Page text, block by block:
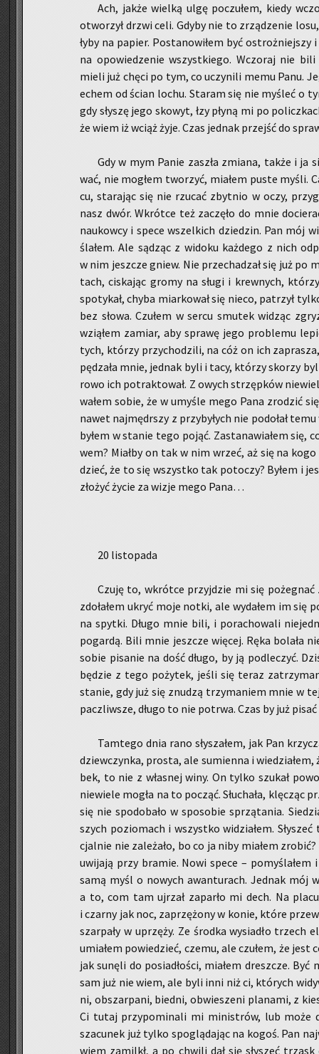
Ach, jakże wiel­ką ulgę po­czu­łem, kiedy
otwo­rzył drzwi celi. Gdyby nie to zrzą­dze­nie
ły­by na pa­pier. Po­sta­no­wi­łem być
na opo­wie­dze­nie wszyst­kie­go. Wczo­raj nie
mieli już chęci po tym, co uczy­ni­li memu Panu.
echem od ścian lochu. Sta­ram się nie my­śleć o
gdy sły­szę jego sko­wyt, łzy płyną mi po
że wiem iż wciąż żyje. Czas jed­nak przejść do
Gdy w mym Panie za­szła zmia­na, także i ja
wać, nie mo­głem two­rzyć, mia­łem puste myśli.
cu, sta­ra­jąc się nie rzu­cać zbyt­nio w oczy,
nasz dwór. Wkrót­ce też za­czę­ło do mnie
na­ukow­cy i spece wszel­kich dzie­dzin. Pan mój
śla­łem. Ale są­dząc z wi­do­ku każ­de­go z nich
w nim jesz­cze gniew. Nie prze­cha­dzał się już po
tach, ci­ska­jąc gromy na sługi i krew­nych,
spo­ty­kał, chyba miar­ko­wał się nieco, pa­trzył
bez słowa. Czu­łem w sercu smu­tek wi­dząc
wzią­łem za­miar, aby spra­wę jego pro­ble­mu
tych, któ­rzy przy­cho­dzi­li, na cóż on ich
pę­dza­ła mnie, jed­nak byli i tacy, któ­rzy sko­rzy
ro­wo ich po­trak­to­wał. Z owych strzęp­ków
wa­łem sobie, że w umy­śle mego Pana zro­dzić
nawet naj­mę­dr­szy z przy­by­łych nie po­do­łał
byłem w sta­nie tego pojąć. Za­sta­na­wia­łem się,
wem? Miał­by on tak w nim wrzeć, aż się na
dzieć, że to się wszyst­ko tak po­to­czy? Byłem i
zło­żyć życie za wizje mego Pana…
20 li­sto­pa­da
Czuję to, wkrót­ce przyj­dzie mi się
zdo­ła­łem ukryć moje notki, ale wy­da­łem im się
na spyt­ki. Długo mnie bili, i po­ra­cho­wa­li
po­gar­dą. Bili mnie jesz­cze wię­cej. Ręka bo­la­ła
sobie pi­sa­nie na dość długo, by ją pod­le­czyć.
bę­dzie z tego po­ży­tek, jeśli się teraz
sta­nie, gdy już się znu­dzą trzy­ma­niem mnie w
pacz­liw­sze, długo to nie po­trwa. Czas by już
Tam­te­go dnia rano sły­sza­łem, jak Pan
dziew­czyn­ka, pro­sta, ale su­mien­na i
bek, to nie z wła­snej winy. On tylko szu­kał
nie­wie­le mogła na to po­cząć. Słu­cha­ła, klę­cząc
się nie spodo­ba­ło w spo­so­bie sprzą­ta­nia.
szych po­zio­mach i wszyst­ko wi­dzia­łem.
cjal­nie nie za­le­ża­ło, bo co ja niby mia­łem zro­bić?
uwi­ja­ją przy bra­mie. Nowi spece – po­my­śla­łem
samą myśl o no­wych awan­tu­rach. Jed­nak mój
a to, com tam uj­rzał za­par­ło mi dech. Na
i czar­ny jak noc, za­przę­żo­ny w konie, które
szar­pa­ły w uprzę­ży. Ze środ­ka wy­sia­dło trzech
umia­łem po­wie­dzieć, czemu, ale czu­łem, że jest
jak su­nę­li do po­sia­dło­ści, mia­łem dresz­cze.
sam już nie wiem, ale byli inni niż ci, któ­rych
ni, ob­szar­pa­ni, bied­ni, ob­wie­sze­ni pla­na­mi, z
Ci tutaj przy­po­mi­na­li mi mi­ni­strów, lub może
sza­cu­nek już tylko spo­glą­da­jąc na kogoś. Pan
wiem za­milkł, a po chwi­li dał się sły­szeć